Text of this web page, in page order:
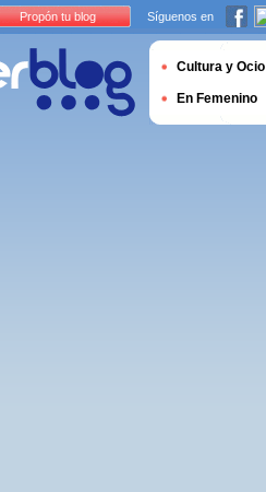
Propón tu blog Síguenos en
Cultura y Ocio
En Femenino